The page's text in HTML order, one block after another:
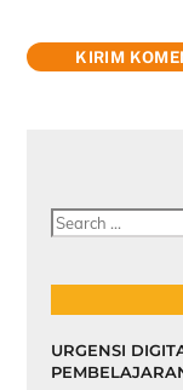
Cari
URGENSI